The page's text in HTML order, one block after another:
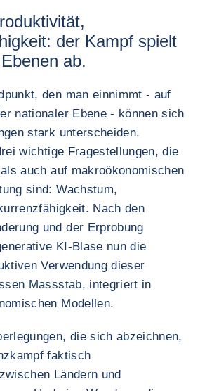
der Kampf spielt
ab.
den man einnimmt - auf
nationaler Ebene - können sich
stark unterscheiden.
wichtige Fragestellungen, die
auch auf makroökonomischen
sind: Wachstum,
Nach den
und der Erprobung
KI-Blase nun die
Verwendung dieser
Massstab, integriert in
Modellen.
die sich abzeichnen,
faktisch
Ländern und